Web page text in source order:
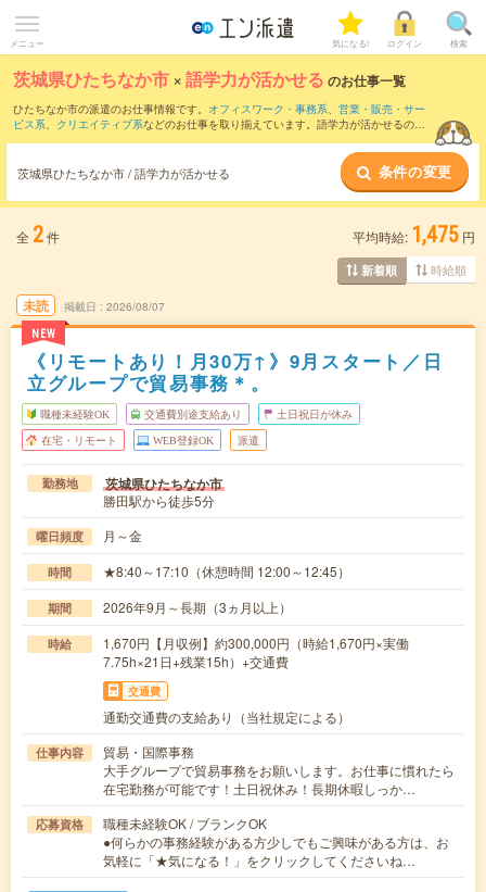
メニュー 気になる! ログイン 検索
茨城県ひたちなか市 ×語学力が活かせる のお仕事一覧
ひたちなか市の派遣のお仕事情報です。 オフィスワーク・事務系、 営業・販売・サー
ビス系、 クリエイティブ系などのお仕事を取り揃えています。語学力が活かせるの条
茨城県ひたちなか市 / 語学力が活かせる 条件の変更
全 2件 平均時給: 1,475 円
新着順 時給順
未読
NEW
掲載日 2026/08/07
《リモートあり！月30万↑》9月スタート／日
立グループで貿易事務＊。
職種未経験OK 交通費別途支給あり 土日祝日が休み
在宅・リモート WEB登録OK 派遣
勤務地 茨城県ひたちなか市
勝田駅から徒歩5分
曜日頻度 月～金
時間 ★8:40～17:10（休憩時間 12:00～12:45）
期間 2026年9月～長期（3ヵ月以上）
時給
1,670円【月収例】約300,000円（時給1,670円×実働
7.75h×21日+残業15h）+交通費
交通費
通勤交通費の支給あり（当社規定による）
仕事内容
貿易・国際事務
大手グループで貿易事務をお願いします。お仕事に慣れたら
在宅勤務が可能です！土日祝休み！長期休暇しっか…
応募資格
職種未経験OK / ブランクOK
●何らかの事務経験がある方少しでもご興味がある方は、お
気軽に「★気になる！」をクリックしてくださいね…